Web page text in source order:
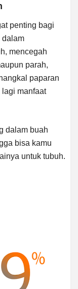
penting bagi
dalam
mencegah
parah,
paparan
manfaat
dalam buah
bisa kamu
untuk tubuh.